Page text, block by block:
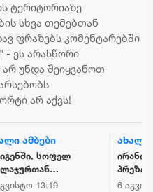
ტერიტორიაზე
სხვა თემებთან
ფრაზებს კომენტარებში
- ეს არასწორი
უნდა შეიყვანოთ
არ აქვს!
ამბები
სოფელ
13:19
ახალი
ირანის
6